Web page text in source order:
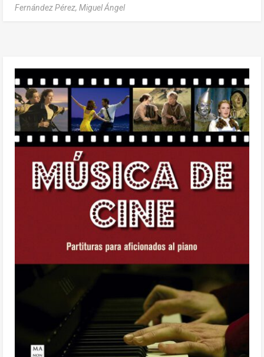
Fernández Pérez, Miguel Ángel